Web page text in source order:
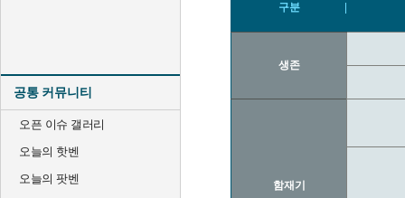
공통 커뮤니티
오픈 이슈 갤러리
오늘의 핫벤
오늘의 팟벤
구분
생존
함재기